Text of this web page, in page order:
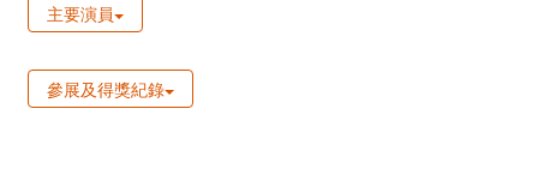
主要演員
參展及得獎紀錄